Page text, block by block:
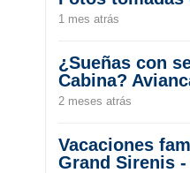
1 mes atrás
¿Sueñas con
Cabina?
2 meses atrás
Vacaciones
Grand Sirenis